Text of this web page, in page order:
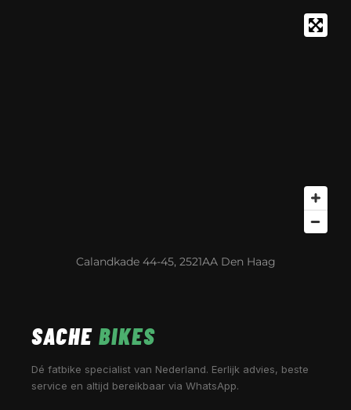
Calandkade 44-45, 2521AA Den Haag
SACHE BIKES
Dé fatbike specialist van Nederland. Eerlijk advies, beste
service en altijd bereikbaar via WhatsApp.